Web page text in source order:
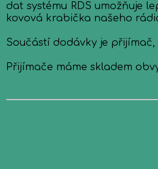
dat systému RDS umožňuje
kovová krabička našeho
Součástí dodávky je
Přijímače máme skladem